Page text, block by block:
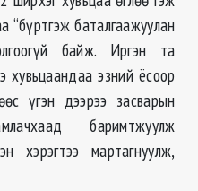
“бүртгэж баталгаажуулан
байж. Иргэн та
хувьцаандаа эзний ёсоор
үгэн дээрээ засварын
баримтжуулж
хэрэгтээ мартагнуулж,